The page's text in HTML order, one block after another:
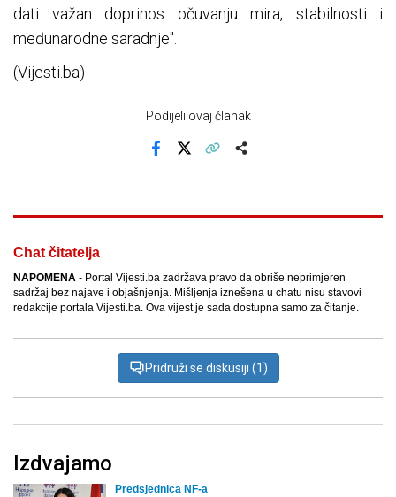
dati važan doprinos očuvanju mira, stabilnosti i
međunarodne saradnje".
(Vijesti.ba)
Podijeli ovaj članak
Chat čitatelja
NAPOMENA - Portal Vijesti.ba zadržava pravo da obriše neprimjeren
sadržaj bez najave i objašnjenja. Mišljenja iznešena u chatu nisu stavovi
redakcije portala Vijesti.ba. Ova vijest je sada dostupna samo za čitanje.
Pridruži se diskusiji (1)
Izdvajamo
Predsjednica NF-a